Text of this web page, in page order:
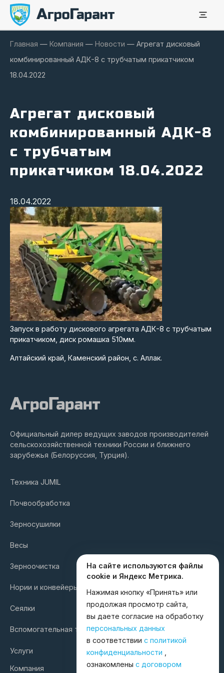
Главная — Компания — Новости — Агрегат дисковый
комбинированный АДК-8 с трубчатым прикатчиком
18.04.2022
Агрегат дисковый
комбинированный АДК-8
с трубчатым
прикатчиком 18.04.2022
18.04.2022
Запуск в работу дискового агрегата АДК-8 с трубчатым
прикатчиком, диск ромашка 510мм.
Алтайский край, Каменский район, с. Аллак.
Официальный дилер ведущих заводов производителей
сельскохозяйственной техники России и ближнего
зарубежья (Белоруссия, Турция).
Техника JUMIL
Почвообработка
Зерносушилки
Весы
Зерноочистка
Нории и конвейеры
Сеялки
Вспомогательная техника
Услуги
Компания
На сайте используются файлы
cookie и Яндекс Метрика.
Нажимая кнопку «Принять» или
продолжая просмотр сайта,
вы даете согласие на обработку
персональных данных
в соответствии с политикой
конфиденциальности
ознакомлены с договором